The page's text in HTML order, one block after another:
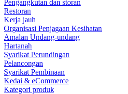
Pengangkutan dan storan
Restoran
Kerja jauh
Organisasi Penjagaan Kesihatan
Amalan Undang-undang
Hartanah
Syarikat Perundingan
Pelancongan
Syarikat Pembinaan
Kedai & eCommerce
Kategori produk